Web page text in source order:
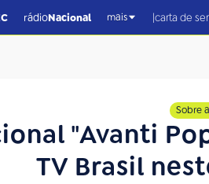
rádioNacional mais |carta de
Sobre
"Avanti
TV Brasil